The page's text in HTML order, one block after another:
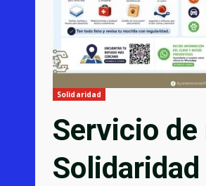
Solidaridad
Servicio
Solidaridad